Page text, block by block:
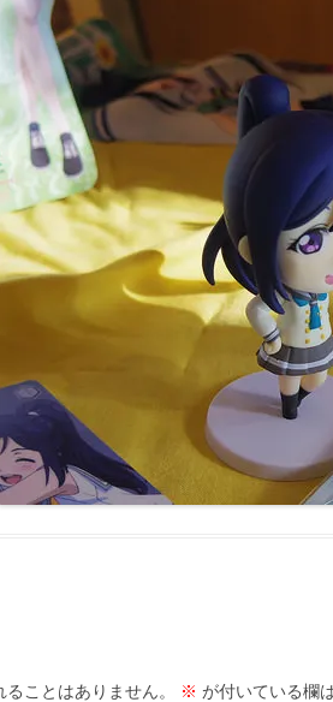
ことはありません。 ※ が付いている欄